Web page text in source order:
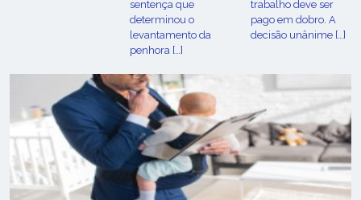
sentença que
determinou o
levantamento da
penhora […]
trabalho deve ser
pago em dobro. A
decisão unânime […]